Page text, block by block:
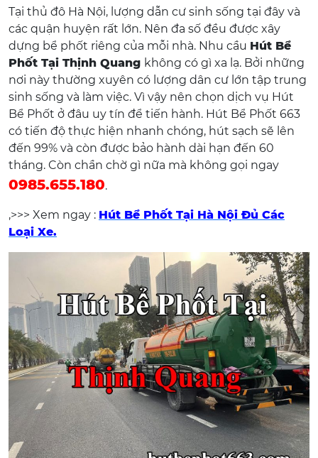
Tại thủ đô Hà Nội, lượng dẫn cư sinh sống tại đây và
các quận huyện rất lớn. Nên đa số đều được xây
dựng bể phốt riêng của mỗi nhà. Nhu cầu Hút Bể
Phốt Tại Thịnh Quang không có gì xa lạ. Bởi những
nơi này thường xuyên có lượng dân cư lớn tập trung
sinh sống và làm việc. Vì vậy nên chọn dịch vụ Hút
Bể Phốt ở đâu uy tín để tiến hành. Hút Bể Phốt 663
có tiến độ thực hiện nhanh chóng, hút sạch sẽ lên
đến 99% và còn được bảo hành dài hạn đến 60
tháng. Còn chần chờ gì nữa mà không gọi ngay
0985.655.180.
,>>> Xem ngay : Hút Bể Phốt Tại Hà Nội Đủ Các
Loại Xe.